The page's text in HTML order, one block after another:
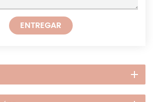
ENTREGAR